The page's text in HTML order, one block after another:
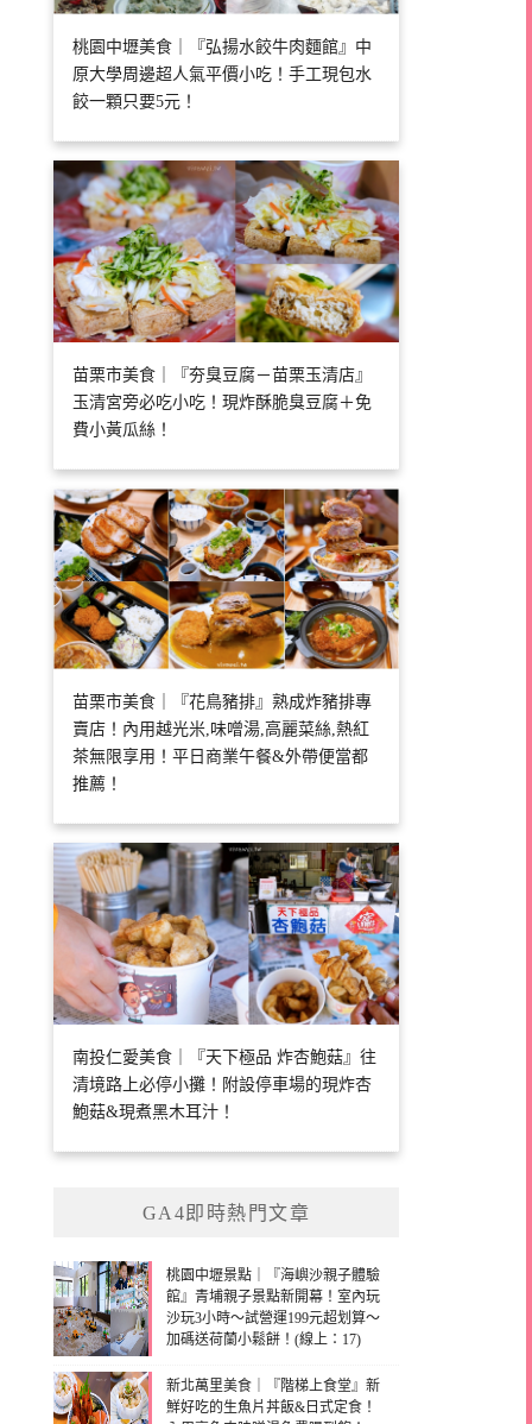
桃園中壢美食｜『弘揚水餃牛肉麵館』中
原大學周邊超人氣平價小吃！手工現包水
餃一顆只要5元！
苗栗市美食｜『夯臭豆腐－苗栗玉清店』
玉清宮旁必吃小吃！現炸酥脆臭豆腐＋免
費小黃瓜絲！
苗栗市美食｜『花鳥豬排』熟成炸豬排專
賣店！內用越光米,味噌湯,高麗菜絲,熱紅
茶無限享用！平日商業午餐&外帶便當都
推薦！
南投仁愛美食｜『天下極品 炸杏鮑菇』往
清境路上必停小攤！附設停車場的現炸杏
鮑菇&現煮黑木耳汁！
GA4即時熱門文章
桃園中壢景點｜『海嶼沙親子體驗
館』青埔親子景點新開幕！室內玩
沙玩3小時～試營運199元超划算～
加碼送荷蘭小鬆餅！(線上：17)
新北萬里美食｜『階梯上食堂』新
鮮好吃的生魚片丼飯&日式定食！